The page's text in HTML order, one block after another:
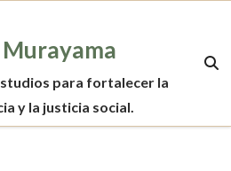
para fortalecer la
y la justicia social.